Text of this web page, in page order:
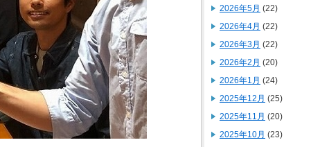
2026年5月 (22)
2026年4月 (22)
2026年3月 (22)
2026年2月 (20)
2026年1月 (24)
2025年12月 (25)
2025年11月 (20)
2025年10月 (23)